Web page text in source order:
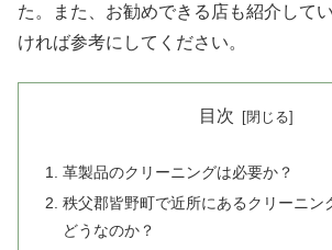
た。また、お勧めできる店も紹介して
ければ参考にしてください。
目次
革製品のクリーニングは必要か？
秩父郡皆野町で近所にあるクリーニン
どうなのか？